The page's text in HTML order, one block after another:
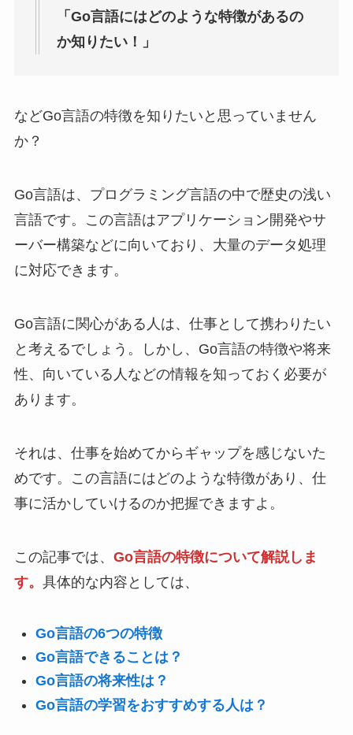
「Go言語にはどのような特徴があるの
か知りたい！」
などGo言語の特徴を知りたいと思っていません
か？
Go言語は、プログラミング言語の中で歴史の浅い
言語です。この言語はアプリケーション開発やサ
ーバー構築などに向いており、大量のデータ処理
に対応できます。
Go言語に関心がある人は、仕事として携わりたい
と考えるでしょう。しかし、Go言語の特徴や将来
性、向いている人などの情報を知っておく必要が
あります。
それは、仕事を始めてからギャップを感じないた
めです。この言語にはどのような特徴があり、仕
事に活かしていけるのか把握できますよ。
この記事では、 Go言語の特徴について解説しま
す。 具体的な内容としては、
Go言語の6つの特徴
Go言語できることは？
Go言語の将来性は？
Go言語の学習をおすすめする人は？